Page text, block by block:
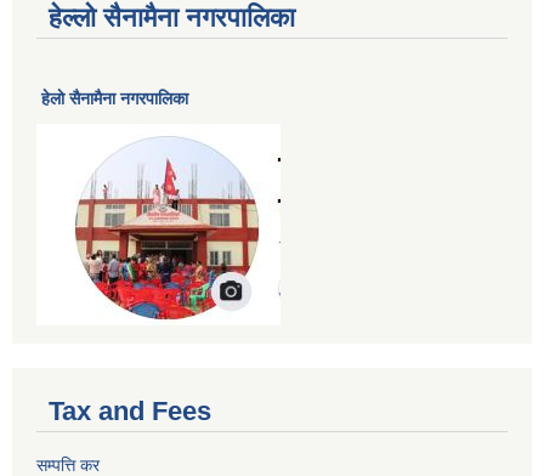
हेल्लो सैनामैना नगरपालिका
हेलाे सैनामैना नगरपालिका
Tax and Fees
सम्पत्ति कर